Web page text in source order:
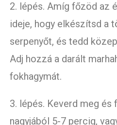
2. lépés. Amíg főzöd az
ideje, hogy elkészítsd a
serpenyőt, és tedd
Adj hozzá a darált
fokhagymát.
3. lépés. Keverd meg és
nagyjából 5-7 percig,